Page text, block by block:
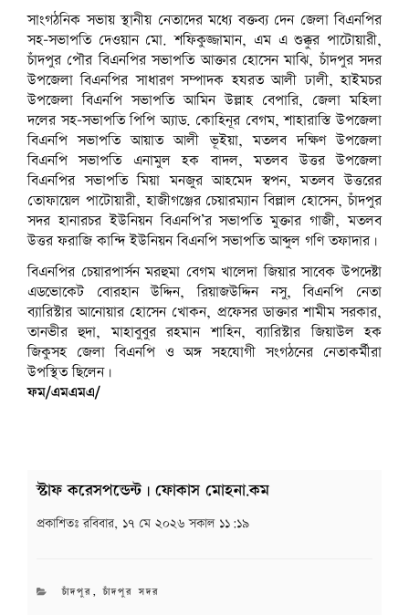
সাংগঠনিক সভায় স্থানীয় নেতাদের মধ্যে বক্তব্য দেন জেলা বিএনপির
সহ-সভাপতি দেওয়ান মো. শফিকুজ্জামান, এম এ শুক্কুর পাটোয়ারী,
চাঁদপুর পৌর বিএনপির সভাপতি আক্তার হোসেন মাঝি, চাঁদপুর সদর
উপজেলা বিএনপির সাধারণ সম্পাদক হযরত আলী ঢালী, হাইমচর
উপজেলা বিএনপি সভাপতি আমিন উল্লাহ বেপারি, জেলা মহিলা
দলের সহ-সভাপতি পিপি অ্যাড. কোহিনূর বেগম, শাহারাস্তি উপজেলা
বিএনপি সভাপতি আয়াত আলী ভূইয়া, মতলব দক্ষিণ উপজেলা
বিএনপি সভাপতি এনামুল হক বাদল, মতলব উত্তর উপজেলা
বিএনপির সভাপতি মিয়া মনজুর আহমেদ স্বপন, মতলব উত্তরের
তোফায়েল পাটোয়ারী, হাজীগঞ্জের চেয়ারম্যান বিল্লাল হোসেন, চাঁদপুর
সদর হানারচর ইউনিয়ন বিএনপি’র সভাপতি মুক্তার গাজী, মতলব
উত্তর ফরাজি কান্দি ইউনিয়ন বিএনপি সভাপতি আব্দুল গণি তফাদার।
বিএনপির চেয়ারপার্সন মরহুমা বেগম খালেদা জিয়ার সাবেক উপদেষ্টা
এডভোকেট বোরহান উদ্দিন, রিয়াজউদ্দিন নসু, বিএনপি নেতা
ব্যারিস্টার আনোয়ার হোসেন খোকন, প্রফেসর ডাক্তার শামীম সরকার,
তানভীর হুদা, মাহাবুবুর রহমান শাহিন, ব্যারিস্টার জিয়াউল হক
জিকুসহ জেলা বিএনপি ও অঙ্গ সহযোগী সংগঠনের নেতাকর্মীরা
উপস্থিত ছিলেন।
ফম/এমএমএ/
স্টাফ করেসপন্ডেন্ট | ফোকাস মোহনা.কম
প্রকাশিতঃরবিবার, ১৭ মে ২০২৬ সকাল ১১:১৯
CATEGORIES
চাঁদপুর ,চাঁদপুর সদর